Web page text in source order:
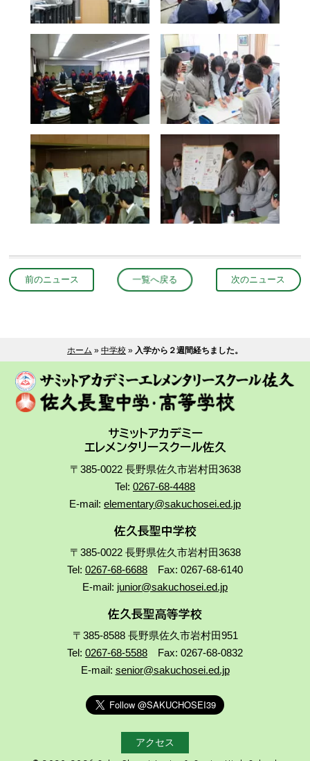
前のニュース 一覧へ戻る 次のニュース
ホーム » 中学校 » 入学から２週間経ちました。
サミットアカデミー
エレメンタリースクール佐久
〒385-0022 長野県佐久市岩村田3638
Tel: 0267-68-4488
E-mail: elementary@sakuchosei.ed.jp
佐久長聖中学校
〒385-0022 長野県佐久市岩村田3638
Tel: 0267-68-6688 Fax: 0267-68-6140
E-mail: junior@sakuchosei.ed.jp
佐久長聖高等学校
〒385-8588 長野県佐久市岩村田951
Tel: 0267-68-5588 Fax: 0267-68-0832
E-mail: senior@sakuchosei.ed.jp
アクセス